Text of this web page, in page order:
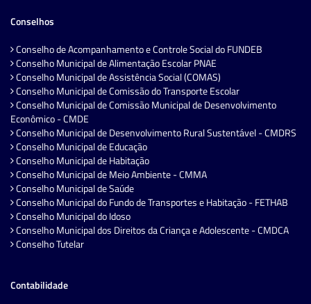
Conselhos
Conselho de Acompanhamento e Controle Social do FUNDEB
Conselho Municipal de Alimentação Escolar PNAE
Conselho Municipal de Assistência Social (COMAS)
Conselho Municipal de Comissão do Transporte Escolar
Conselho Municipal de Comissão Municipal de Desenvolvimento
Econômico - CMDE
Conselho Municipal de Desenvolvimento Rural Sustentável - CMDRS
Conselho Municipal de Educação
Conselho Municipal de Habitação
Conselho Municipal de Meio Ambiente - CMMA
Conselho Municipal de Saúde
Conselho Municipal do Fundo de Transportes e Habitação - FETHAB
Conselho Municipal do Idoso
Conselho Municipal dos Direitos da Criança e Adolescente - CMDCA
Conselho Tutelar
Contabilidade